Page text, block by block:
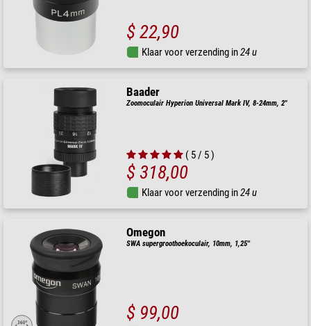
$ 22,90
Klaar voor verzending in24 u
Baader
Zoomoculair Hyperion Universal Mark IV, 8-24mm, 2"
( 5 / 5 )
$ 318,00
Klaar voor verzending in24 u
Omegon
SWA supergroothoekoculair, 10mm, 1,25''
$ 99,00